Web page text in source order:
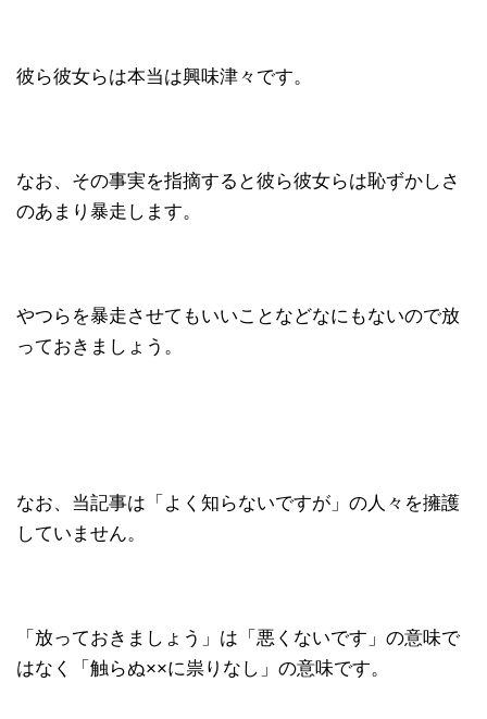
彼ら彼女らは本当は興味津々です。
なお、その事実を指摘すると彼ら彼女らは恥ずかしさ
のあまり暴走します。
やつらを暴走させてもいいことなどなにもないので放
っておきましょう。
なお、当記事は「よく知らないですが」の人々を擁護
していません。
「放っておきましょう」は「悪くないです」の意味で
はなく「触らぬ××に祟りなし」の意味です。